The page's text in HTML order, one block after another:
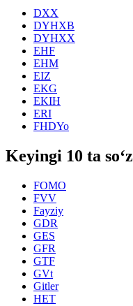
DXX
DYHXB
DYHXX
EHF
EHM
EIZ
EKG
EKIH
ERI
FHDYo
Keyingi 10 ta so‘z
FOMO
FVV
Fayziy
GDR
GES
GFR
GTF
GVt
Gitler
HET